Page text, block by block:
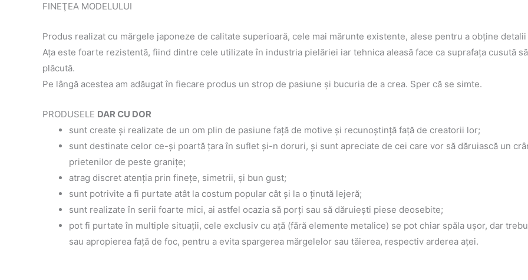
FINEŢEA MODELULUI
Produs realizat cu mărgele japoneze de calitate superioară, cele mai mărunte existente, alese pentru a obţine
Aţa este foarte rezistentă, fiind dintre cele utilizate în industria pielăriei iar tehnica aleasă face ca suprafaţa cusută
plăcută.
Pe lângă acestea am adăugat în fiecare produs un strop de pasiune şi bucuria de a crea. Sper că se simte.
PRODUSELE DAR CU DOR
sunt create şi realizate de un om plin de pasiune faţă de motive şi recunoştinţă faţă de creatorii lor;
sunt destinate celor ce-şi poartă ţara în suflet şi-n doruri, şi sunt apreciate de cei care vor să dăruiască un
prietenilor de peste graniţe;
atrag discret atenţia prin fineţe, simetrii, şi bun gust;
sunt potrivite a fi purtate atât la costum popular cât şi la o ţinută lejeră;
sunt realizate în serii foarte mici, ai astfel ocazia să porţi sau să dăruieşti piese deosebite;
pot fi purtate în multiple situaţii, cele exclusiv cu aţă (fără elemente metalice) se pot chiar spăla uşor, dar
sau apropierea faţă de foc, pentru a evita spargerea mărgelelor sau tăierea, respectiv arderea aţei.